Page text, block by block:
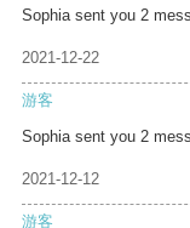
Sophia sent you 2
2021-12-22
游客
Sophia sent you 2
2021-12-12
游客